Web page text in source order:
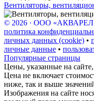
Вентиляторы,
© 2026 · ООО
политика
личных данных (cookie) •
личные данные •
Популярные страницы
Цены, указанные на
Цена не включает
ниже, так и выше
Изображения на сайте